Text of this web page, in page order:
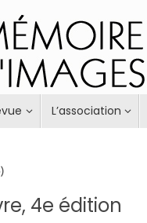
L’association
4e édition